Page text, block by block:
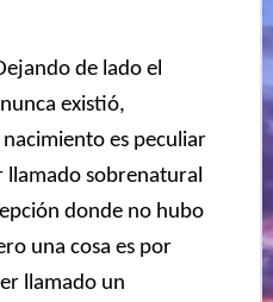
de lado el
existió,
es peculiar
llamado sobrenatural
donde no hubo
una cosa es por
llamado un